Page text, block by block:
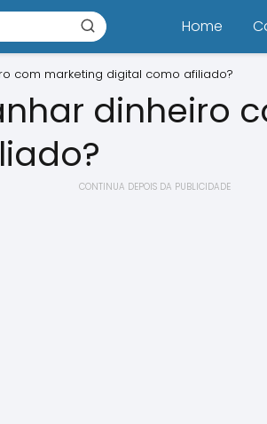
Home
com marketing digital como afiliado?
dinheiro
CONTINUA DEPOIS DA PUBLICIDADE